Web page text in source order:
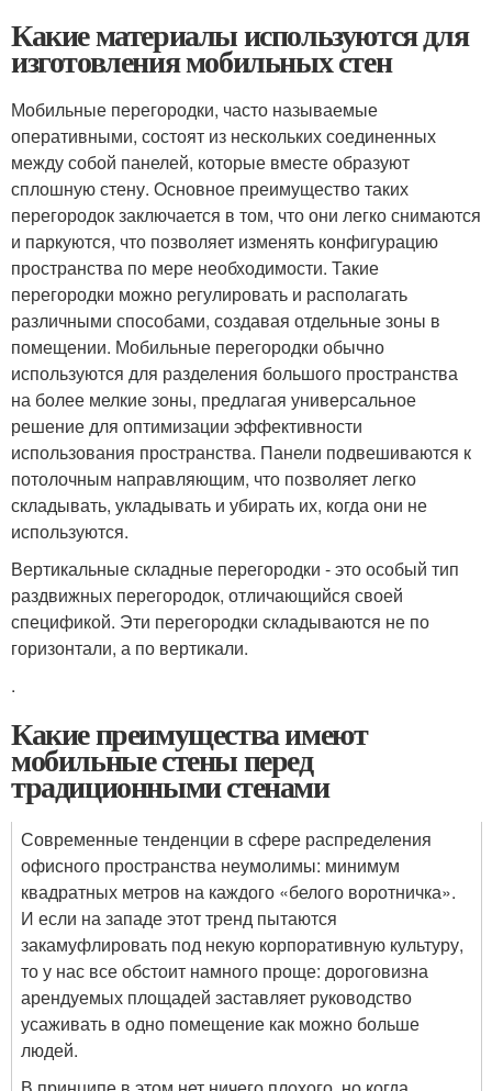
Какие материалы используются для
изготовления мобильных стен
Мобильные перегородки, часто называемые
оперативными, состоят из нескольких соединенных
между собой панелей, которые вместе образуют
сплошную стену. Основное преимущество таких
перегородок заключается в том, что они легко снимаются
и паркуются, что позволяет изменять конфигурацию
пространства по мере необходимости. Такие
перегородки можно регулировать и располагать
различными способами, создавая отдельные зоны в
помещении. Мобильные перегородки обычно
используются для разделения большого пространства
на более мелкие зоны, предлагая универсальное
решение для оптимизации эффективности
использования пространства. Панели подвешиваются к
потолочным направляющим, что позволяет легко
складывать, укладывать и убирать их, когда они не
используются.
Вертикальные складные перегородки - это особый тип
раздвижных перегородок, отличающийся своей
спецификой. Эти перегородки складываются не по
горизонтали, а по вертикали.
.
Какие преимущества имеют
мобильные стены перед
традиционными стенами
Современные тенденции в сфере распределения
офисного пространства неумолимы: минимум
квадратных метров на каждого «белого воротничка».
И если на западе этот тренд пытаются
закамуфлировать под некую корпоративную культуру,
то у нас все обстоит намного проще: дороговизна
арендуемых площадей заставляет руководство
усаживать в одно помещение как можно больше
людей.